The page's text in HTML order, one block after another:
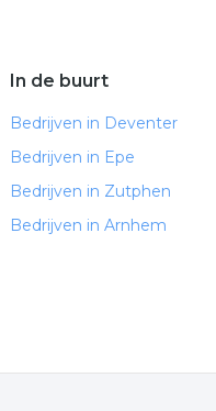
In de buurt
Bedrijven in Deventer
Bedrijven in Epe
Bedrijven in Zutphen
Bedrijven in Arnhem